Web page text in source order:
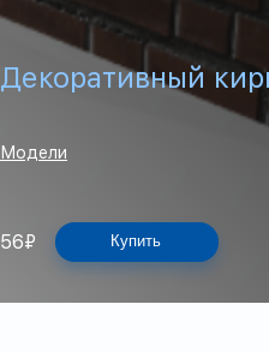
Декоративный
Модели
56₽ Купить